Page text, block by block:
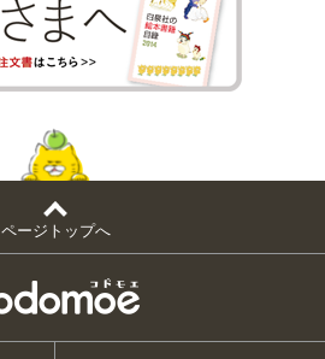
ページトップへ